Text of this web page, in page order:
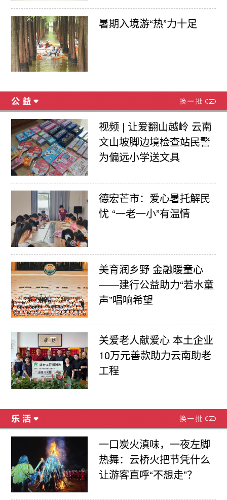
暑期入境游“热”力十足
视频 | 让爱翻山越岭 云南
文山坡脚边境检查站民警
为偏远小学送文具
德宏芒市：爱心暑托解民
忧 “一老一小”有温情
美育润乡野 金融暖童心
——建行公益助力“若水童
声”唱响希望
关爱老人献爱心 本土企业
10万元善款助力云南助老
工程
一口炭火滇味，一夜左脚
热舞：云桥火把节凭什么
让游客直呼“不想走”？